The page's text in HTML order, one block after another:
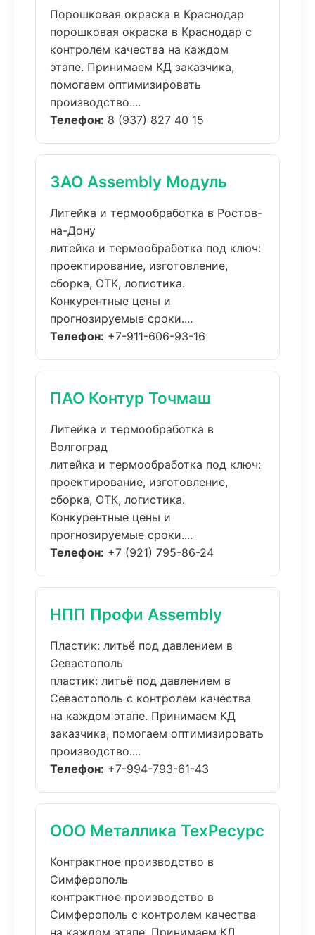
Порошковая окраска в Краснодар
порошковая окраска в Краснодар с
контролем качества на каждом
этапе. Принимаем КД заказчика,
помогаем оптимизировать
производство....
Телефон: 8 (937) 827 40 15
ЗАО Assembly Модуль
Литейка и термообработка в Ростов-
на-Дону
литейка и термообработка под ключ:
проектирование, изготовление,
сборка, ОТК, логистика.
Конкурентные цены и
прогнозируемые сроки....
Телефон: +7-911-606-93-16
ПАО Контур Точмаш
Литейка и термообработка в
Волгоград
литейка и термообработка под ключ:
проектирование, изготовление,
сборка, ОТК, логистика.
Конкурентные цены и
прогнозируемые сроки....
Телефон: +7 (921) 795-86-24
НПП Профи Assembly
Пластик: литьё под давлением в
Севастополь
пластик: литьё под давлением в
Севастополь с контролем качества
на каждом этапе. Принимаем КД
заказчика, помогаем оптимизировать
производство....
Телефон: +7-994-793-61-43
ООО Металлика ТехРесурс
Контрактное производство в
Симферополь
контрактное производство в
Симферополь с контролем качества
на каждом этапе. Принимаем КД